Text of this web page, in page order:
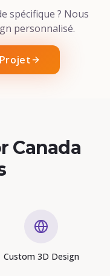
spécifique ? Nous
personnalisé.
Canada
Custom 3D Design